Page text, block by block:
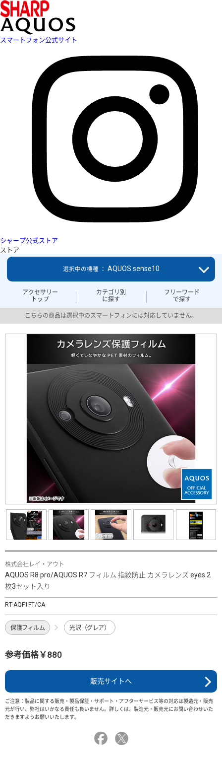
スマートフォン公式サイト
シャープ公式ストア
ストア
アクセサリー
トップ
カテゴリ別
に探す
フリーワード
で探す
選択中の機種 ： AQUOS sense10
こちらの商品は選択中のスマートフォンには対応していません。
株式会社レイ・アウト
AQUOS R8 pro/AQUOS R7 フィルム 指紋防止 カメラレンズ eyes 2
枚3セット入り
RT-AQF1FT/CA
保護フィルム 光沢（グレア）
参考価格￥880
販売サイトへ
ご注意：製品に関する販売・製品保証・サポート・アフターサービス等の対応は製造元・販売
元が行い、弊社はいかなる責任も負いません。詳しくは、製造元・販売元にお問い合わせいた
だきますようお願いいたします。